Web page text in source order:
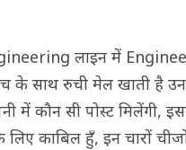
लाइन में
के साथ रुची मेल खाती है उन
में कौन सी पोस्ट मिलेंगी,
काबिल हुँ, इन चारों